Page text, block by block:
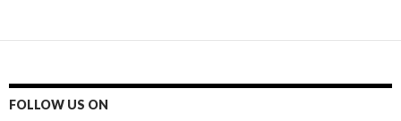
FOLLOW US ON